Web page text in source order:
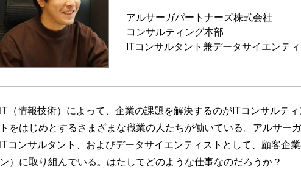
アルサーガパートナーズ株式会社
コンサルティング本部
ITコンサルタント兼データサイエンティ
IT（情報技術）によって、企業の課題を解決するのがITコンサルテ
トをはじめとするさまざまな職業の人たちが働いている。アルサー
ITコンサルタント、およびデータサイエンティストとして、顧客企
ン）に取り組んでいる。はたしてどのような仕事なのだろうか？